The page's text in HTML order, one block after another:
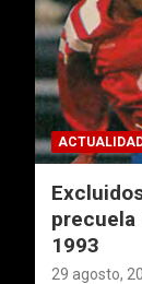
precuela
1993
29 agosto,